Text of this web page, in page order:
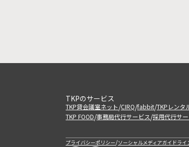
TKPのサービス
TKP貸会議室ネット/CIRQ/fabbit/TKPレンタ
TKP FOOD/事務局代行サービス/採用代行サ
プライバシーポリシー/ソーシャルメディアガイドライ